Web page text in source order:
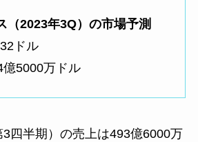
（2023年3Q）の市場予測
ドル
5000万ドル
四半期）の売上は493億6000万